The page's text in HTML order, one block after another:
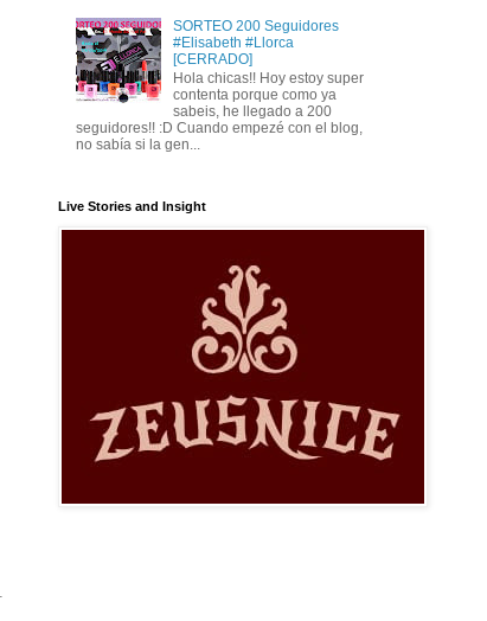
SORTEO 200 Seguidores
#Elisabeth #Llorca
[CERRADO]
Hola chicas!! Hoy estoy super
contenta porque como ya
sabeis, he llegado a 200
seguidores!! :D Cuando empezé con el blog,
no sabía si la gen...
Live Stories and Insight